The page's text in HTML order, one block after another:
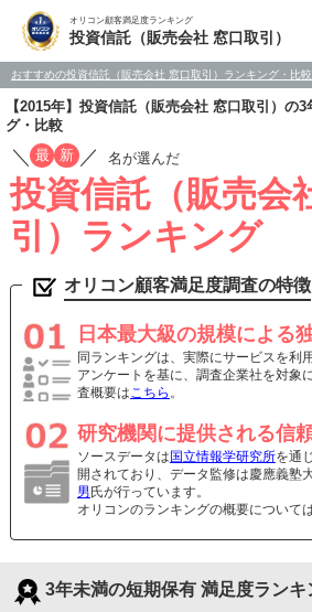
オリコン顧客満足度ランキング
投資信託（販売会社 窓口取引）
おすすめの投資信託（販売会社 窓口取引）ランキング・比較
【2015年】投資信託（販売会社 窓口取引）の
グ・比較
／ 最 新 ／ 名が選んだ
投資信託（販売会
引）ランキング
オリコン顧客満足度調査の特徴
日本最大級の規模による
同ランキングは、実際にサービスを利
アンケートを基に、調査企業社を対象
査概要はこちら 。
研究機関に提供される信
ソースデータは 国立情報学研究所を通
開されており、データ監修は慶應義塾
男 氏が行っています。
オリコンのランキングの概要について
3年未満の短期保有 満足度ランキ